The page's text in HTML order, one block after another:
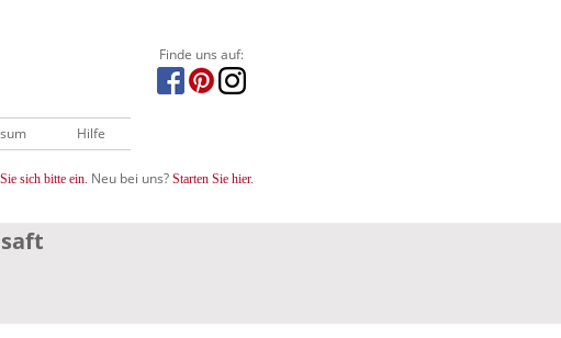
Finde uns auf:
Hilfe
sich bitte ein. Neu bei uns? Starten Sie hier.